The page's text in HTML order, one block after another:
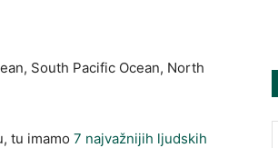
South Pacific Ocean, North
tu imamo 7 najvažnijih ljudskih